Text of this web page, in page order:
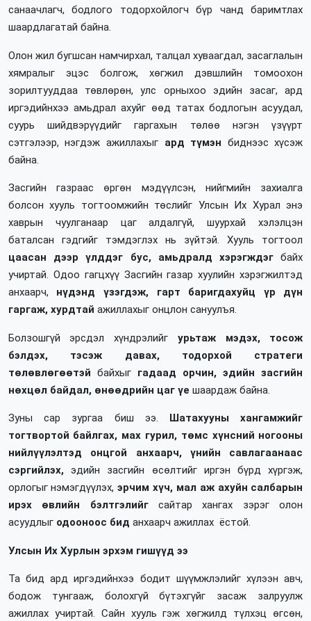
санаачлагч, бодлого тодорхойлогч бүр чанд баримтлах
шаардлагатай байна.
Олон жил бугшсан намчирхал, талцал хуваагдал, засаглалын
хямралыг эцэс болгож, хөгжил дэвшлийн томоохон
зорилтууддаа төвлөрөн, улс орныхоо эдийн засаг, ард
иргэдийнхээ амьдрал ахуйг өөд татах бодлогын асуудал,
суурь шийдвэрүүдийг гаргахын төлөө нэгэн үзүүрт
сэтгэлээр, нэгдэж ажиллахыг ард түмэн биднээс хүсэж
байна.
Засгийн газраас өргөн мэдүүлсэн, нийгмийн захиалга
болсон хууль тогтоомжийн төслийг Улсын Их Хурал энэ
хаврын чуулганаар цаг алдалгүй, шуурхай хэлэлцэн
баталсан гэдгийг тэмдэглэх нь зүйтэй. Хууль тогтоол
цаасан дээр үлддэг бус, амьдралд хэрэгждэгбайх
учиртай. Одоо гагцхүү Засгийн газар хуулийн хэрэгжилтэд
анхаарч, нүдэнд үзэгдэж, гарт баригдахуйц үр дүн
гаргаж, хурдтай ажиллахыг онцлон сануулъя.
Болзошгүй эрсдэл хүндрэлийг урьтаж мэдэх, тосож
бэлдэх, тэсэж давах, тодорхой стратеги
төлөвлөгөөтэй байхыг гадаад орчин, эдийн засгийн
нөхцөл байдал, өнөөдрийн цаг үе шаардаж байна.
Зуны сар зургаа биш ээ. Шатахууны хангамжийг
тогтвортой байлгах, мах гурил, төмс хүнсний ногооны
нийлүүлэлтэд онцгой анхаарч, үнийн савлагаанаас
сэргийлэх,эдийн засгийн өсөлтийг иргэн бүрд хүргэж,
орлогыг нэмэгдүүлэх,эрчим хүч, мал аж ахуйн салбарын
ирэх өвлийн бэлтгэлийг сайтар хангах зэрэг олон
асуудлыг одооноос бид анхаарч ажиллах ёстой.
Улсын Их Хурлын эрхэм гишүүд ээ
Та бид ард иргэдийнхээ бодит шүүмжлэлийг хүлээн авч,
бодож тунгааж, болохгүй бүтэхгүйг засаж залруулж
ажиллах учиртай. Сайн хууль гэж хөгжилд түлхэц өгсөн,